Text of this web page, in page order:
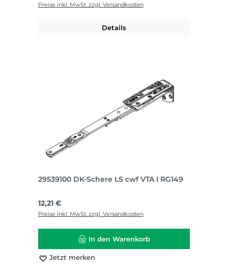
Preise inkl. MwSt. zzgl. Versandkosten
Details
29539100 DK-Schere LS cwf VTA I RG149
Regulärer Preis:
12,21 €
Preise inkl. MwSt. zzgl. Versandkosten
In den Warenkorb
Jetzt merken